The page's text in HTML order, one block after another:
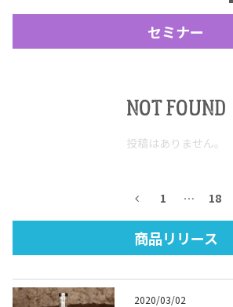
メキシコ料理
Events
お問合せ テキーラ・メ
バー＆
セミナー
NOT FOUND
投稿はありません。
1 … 18
商品リリース
2020/03/02